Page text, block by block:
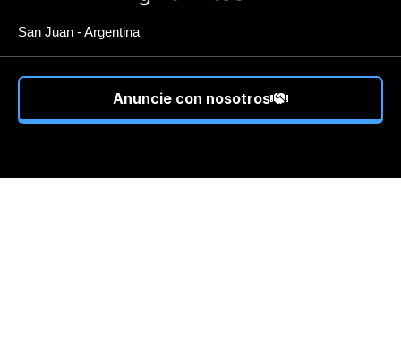
San Juan - Argentina
Anuncie con nosotros